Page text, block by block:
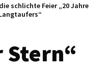
schlichte Feier „20 Jahre
Stern“